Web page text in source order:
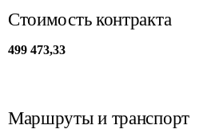
Стоимость контракта
499 473,33
Маршруты и транспорт